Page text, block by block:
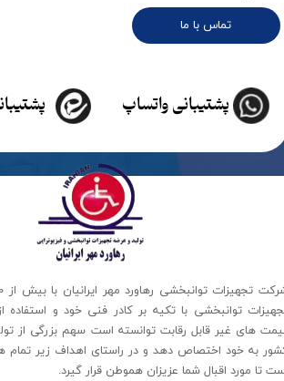
تماس با ما
پشتیبانی واتساپ
توانبخشی با تکیه بر کادر فنی خود و استفاده
های غیر قابل رقابت توانسته است سهم بزرگی از
به خود اختصاص دهد و در راستای اهداف زیر تمام
تا مورد اقبال شما عزیزان هموطن قرار گیرد​​​​​​​.